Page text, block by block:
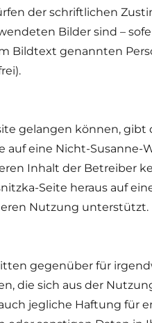
der schriftlichen
Bilder sind –
Bildtext genannten
gelangen können,
auf eine Nicht-Susanne-
Inhalt der Betreiber
Seite heraus auf
Nutzung unterstützt.
gegenüber für
die sich aus der
jegliche Haftung für